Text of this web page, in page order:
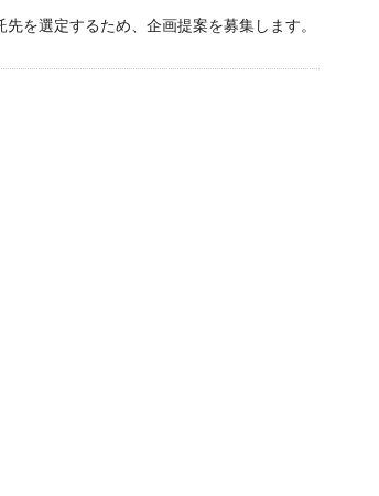
を選定するため、企画提案を募集します。